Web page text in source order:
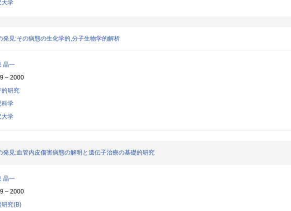
大学
見:その病態の生化学的,分子生物学的解析
晶一
– 2000
的研究
科学
大学
見:血管内皮傷害病態の解明と遺伝子治療の基礎的研究
晶一
– 2000
研究(B)